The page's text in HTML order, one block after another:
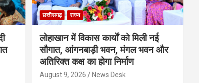
छत्तीसगढ़ राज्य
लोहाखान में विकास कार्यों को मिली नई
सौगात, आंगनबाड़ी भवन, मंगल भवन और
अतिरिक्त कक्ष का होगा निर्माण
August 9, 2026 News Desk